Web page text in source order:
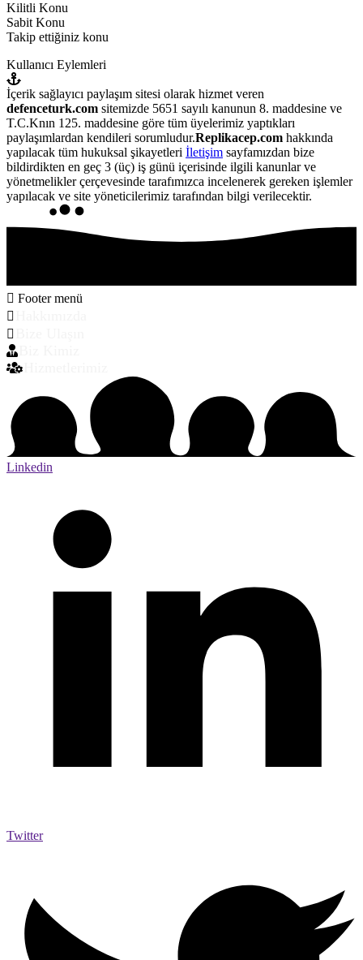
Kilitli Konu
Sabit Konu
Takip ettiğiniz konu
Kullanıcı Eylemleri
İçerik sağlayıcı paylaşım sitesi olarak hizmet veren
defenceturk.com sitemizde 5651 sayılı kanunun 8. maddesine ve
T.C.Knın 125. maddesine göre tüm üyelerimiz yaptıkları
paylaşımlardan kendileri sorumludur.Replikacep.com hakkında
yapılacak tüm hukuksal şikayetleri İletişim sayfamızdan bize
bildirdikten en geç 3 (üç) iş günü içerisinde ilgili kanunlar ve
yönetmelikler çerçevesinde tarafımızca incelenerek gereken işlemler
yapılacak ve site yöneticilerimiz tarafından bilgi verilecektir.
Footer menü
Linkedin
Twitter